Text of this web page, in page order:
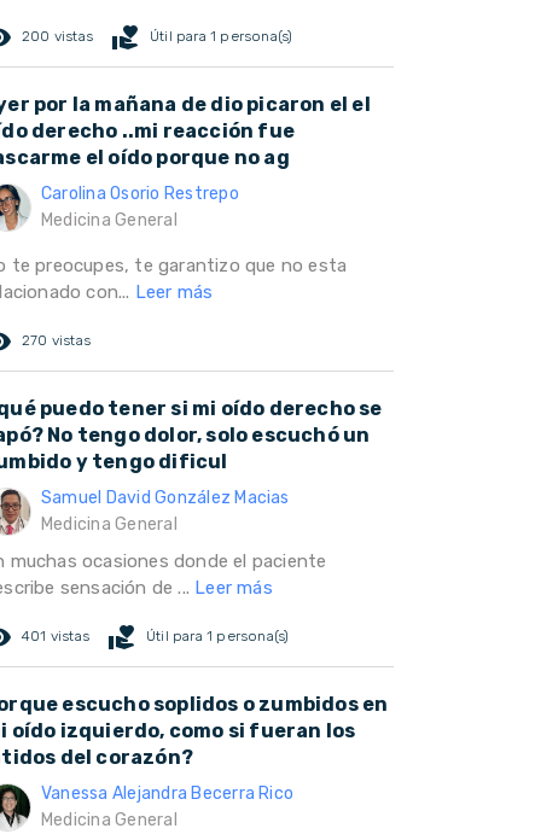
200 vistas volunteer_activism Útil para 1 persona(s)
por la mañana de dio picaron el el
derecho ..mi reacción fue
el oído porque no ag
Carolina Osorio Restrepo
Medicina General
te preocupes, te garantizo que no esta
con... Leer más
270 vistas
puedo tener si mi oído derecho se
No tengo dolor, solo escuchó un
y tengo dificul
Samuel David González Macias
Medicina General
muchas ocasiones donde el paciente
sensación de ... Leer más
401 vistas volunteer_activism Útil para 1 persona(s)
escucho soplidos o zumbidos en
oído izquierdo, como si fueran los
del corazón?
Vanessa Alejandra Becerra Rico
Medicina General